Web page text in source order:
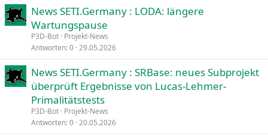
Verdana
News SETI.Germany : LODA: längere
Wartungspause
P3D-Bot Projekt-News
Antworten 0 29.05.2026
News SETI.Germany : SRBase: neues Subprojekt
überprüft Ergebnisse von Lucas-Lehmer-
Primalitätstests
P3D-Bot Projekt-News
Antworten 0 20.05.2026